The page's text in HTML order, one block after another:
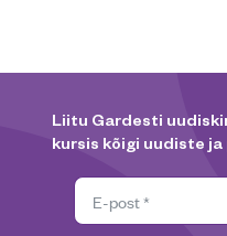
Liitu Gardesti
kursis kõigi uudiste